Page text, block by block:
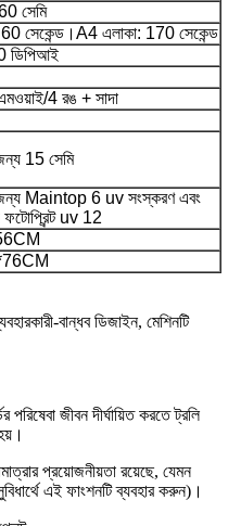
সেমি
সেকেন্ড। A4 এলাকা: 170 সেকেন্ড
ডিপিআই
4 রঙ + সাদা
জন্য 15 সেমি
জন্য Maintop 6 uv সংস্করণ এবং
uv 12
বান্ধব ডিজাইন, মেশিনটি
পরিষেবা জীবন দীর্ঘায়িত করতে ট্রলি
প্রয়োজনীয়তা রয়েছে, যেমন
এই ফাংশনটি ব্যবহার করুন)।